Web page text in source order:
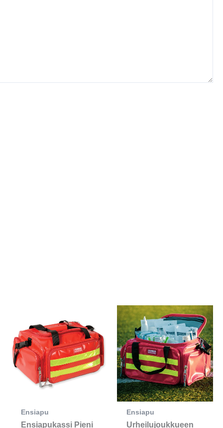
Ensiapu
Ensiapukassi Pieni
Ensiapu
Urheilujoukkueen
Tällä
tuotteella
on
useampi
Voit
tehdä
valinnat